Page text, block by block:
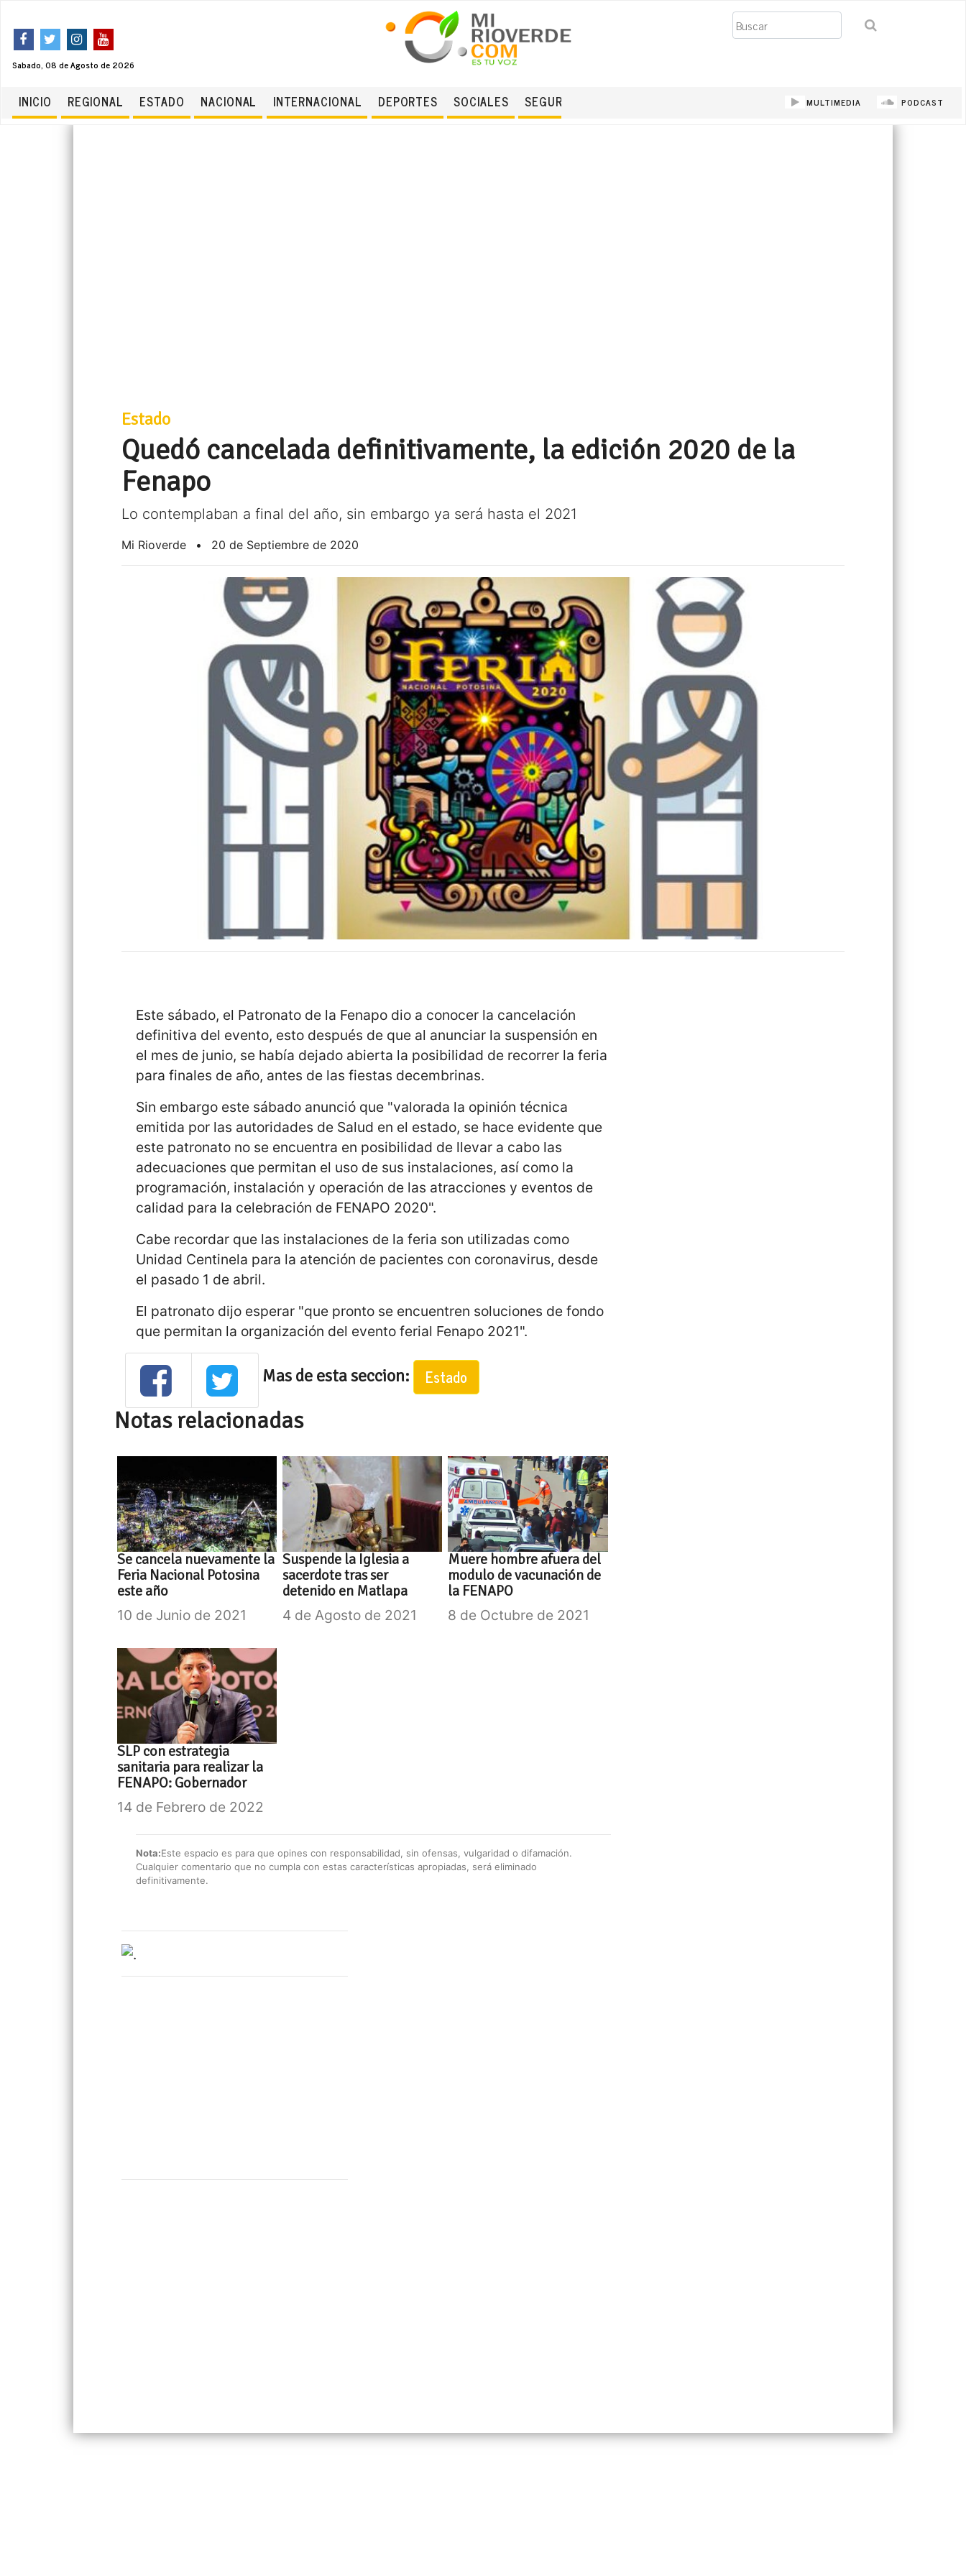
Sabado, 08 de Agosto de 2026
Buscar
INICIO REGIONAL ESTADO NACIONAL INTERNACIONAL DEPORTES SOCIALES SEGURIDAD MULTIMEDIA PODCAST
Estado
Quedó cancelada definitivamente, la edición 2020 de la
Fenapo
Lo contemplaban a final del año, sin embargo ya será hasta el 2021
Mi Rioverde • 20 de Septiembre de 2020
Este sábado, el Patronato de la Fenapo dio a conocer la cancelación
definitiva del evento, esto después de que al anunciar la suspensión en
el mes de junio, se había dejado abierta la posibilidad de recorrer la feria
para finales de año, antes de las fiestas decembrinas.
Sin embargo este sábado anunció que "valorada la opinión técnica
emitida por las autoridades de Salud en el estado, se hace evidente que
este patronato no se encuentra en posibilidad de llevar a cabo las
adecuaciones que permitan el uso de sus instalaciones, así como la
programación, instalación y operación de las atracciones y eventos de
calidad para la celebración de FENAPO 2020".
Cabe recordar que las instalaciones de la feria son utilizadas como
Unidad Centinela para la atención de pacientes con coronavirus, desde
el pasado 1 de abril.
El patronato dijo esperar "que pronto se encuentren soluciones de fondo
que permitan la organización del evento ferial Fenapo 2021".
Mas de esta seccion: Estado
Notas relacionadas
Se cancela nuevamente la
Feria Nacional Potosina
este año
10 de Junio de 2021
Suspende la Iglesia a
sacerdote tras ser
detenido en Matlapa
4 de Agosto de 2021
Muere hombre afuera del
modulo de vacunación de
la FENAPO
8 de Octubre de 2021
SLP con estrategia
sanitaria para realizar la
FENAPO: Gobernador
14 de Febrero de 2022
Nota:Este espacio es para que opines con responsabilidad, sin ofensas, vulgaridad o difamación.
Cualquier comentario que no cumpla con estas características apropiadas, será eliminado
definitivamente.